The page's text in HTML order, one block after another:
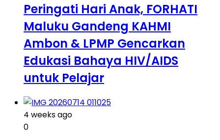
Peringati Hari Anak, FORHATI
Maluku Gandeng KAHMI
Ambon & LPMP Gencarkan
Edukasi Bahaya HIV/AIDS
untuk Pelajar
4 weeks ago
0